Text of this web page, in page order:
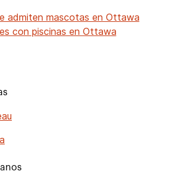
admiten mascotas en Ottawa
con piscinas en Ottawa